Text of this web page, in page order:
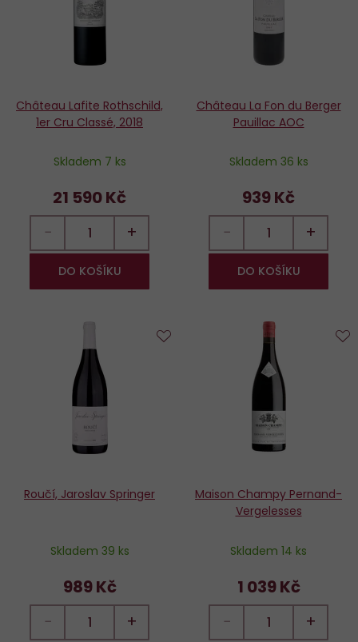
Château Lafite Rothschild,
1er Cru Classé, 2018
Skladem 7 ks
21 590 Kč
− +
DO KOŠÍKU
Château La Fon du Berger
Pauillac AOC
Skladem 36 ks
939 Kč
− +
DO KOŠÍKU
Roučí, Jaroslav Springer
Skladem 39 ks
989 Kč
− +
Maison Champy Pernand-
Vergelesses
Skladem 14 ks
1 039 Kč
− +